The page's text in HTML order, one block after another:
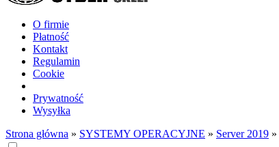
O firmie
Płatność
Kontakt
Regulamin
Cookie
Prywatność
Wysyłka
Strona główna » SYSTEMY OPERACYJNE » Server 2019 »